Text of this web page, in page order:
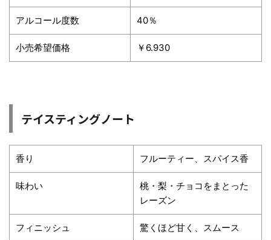
アルコール度数 40％
小売希望価格 ￥6.930
テイスティングノート
香り フルーティー、スパイス香
味わい
桃・梨・チョコをまとった
レーズン
フィニッシュ 驚くほど甘く、スムース